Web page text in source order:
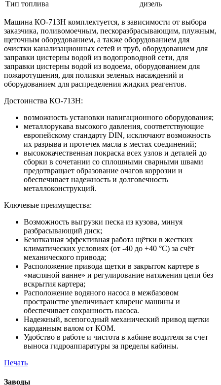
Тип топлива
дизель
Машина КО-713Н комплектуется, в зависимости от выбора
заказчика, поливомоечным, пескоразбрасывающим, плужным,
щеточным оборудованием, а также оборудованием для
очистки канализационных сетей и труб, оборудованием для
заправки цистерны водой из водопроводной сети, для
заправки цистерны водой из водоема, оборудованием для
пожаротушения, для поливки зеленых насаждений и
оборудованием для распределения жидких реагентов.
Достоинства КО-713Н:
возможность установки навигационного оборудования;
металлорукава высокого давления, соответствующие
европейскому стандарту DIN, исключают возможность
их разрыва и протечек масла в местах соединений;
высококачественная покраска всех узлов и деталей до
сборки в сочетании со сплошными сварными швами
предотвращает образование очагов коррозии и
обеспечивает надежность и долговечность
металлоконструкций.
Ключевые преимущества:
Возможность выгрузки песка из кузова, минуя
разбрасывающий диск;
Безотказная эффективная работа щётки в жестких
климатических условиях (от -40 до +40 °С) за счёт
механического привода;
Расположение привода щетки в закрытом картере в
«масляной ванне» и регулирование натяжения цепи без
вскрытия картера;
Расположение водяного насоса в межбазовом
пространстве увеличивает клиренс машины и
обеспечивает сохранность насоса.
Надежный, всепогодный механический привод щетки
карданным валом от КОМ.
Удобство в работе и чистота в кабине водителя за счет
выноса гидроаппаратуры за пределы кабины.
Печать
Заводы